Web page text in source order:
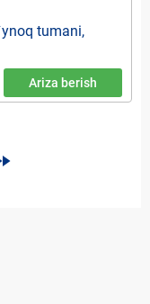
tumani,
Ariza berish